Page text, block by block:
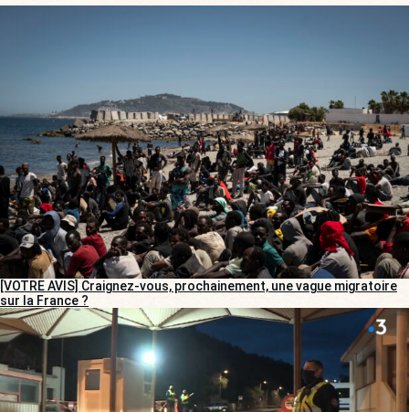
[VOTRE AVIS] Craignez-vous, prochainement, une vague migratoire
sur la France ?